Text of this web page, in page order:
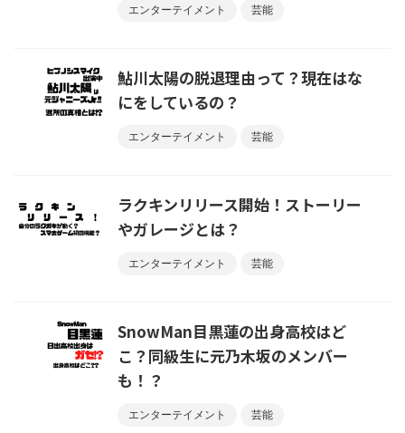
エンターテイメント 芸能
鮎川太陽の脱退理由って？現在はな
にをしているの？
エンターテイメント 芸能
ラクキンリリース開始！ストーリー
やガレージとは？
エンターテイメント 芸能
SnowMan目黒蓮の出身高校はど
こ？同級生に元乃木坂のメンバー
も！？
エンターテイメント 芸能